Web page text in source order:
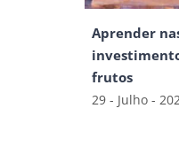
Aprender
frutos
29 - Julho -